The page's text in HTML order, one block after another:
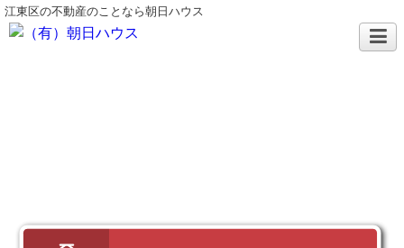
江東区の不動産のことなら朝日ハウス